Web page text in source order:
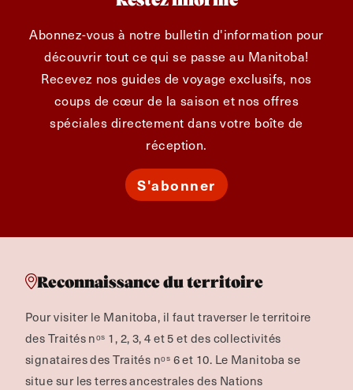
Abonnez-vous à notre bulletin d'information pour
découvrir tout ce qui se passe au Manitoba!
Recevez nos guides de voyage exclusifs, nos
coups de cœur de la saison et nos offres
spéciales directement dans votre boîte de
réception.
S'abonner
Reconnaissance du territoire
Pour visiter le Manitoba, il faut traverser le territoire
des Traités nᵒˢ 1, 2, 3, 4 et 5 et des collectivités
signataires des Traités nᵒˢ 6 et 10. Le Manitoba se
situe sur les terres ancestrales des Nations